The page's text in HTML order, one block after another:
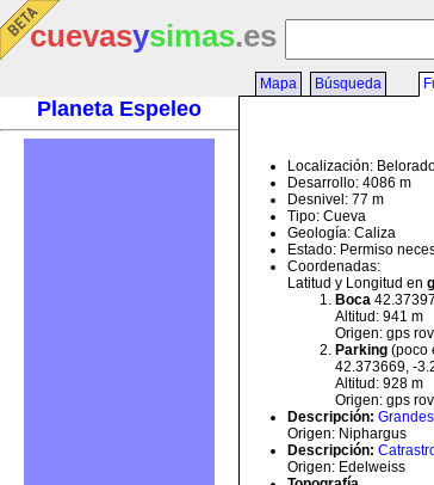
cuevasysimas.es
Planeta Espeleo
Mapa Búsqueda
Localización:
Desarrollo: 4086 m
Desnivel: 77 m
Tipo: Cueva
Geología: Caliza
Estado: Permiso
Coordenadas:
Latitud y Longitud en
Boca
Altitud: 941 m
Origen: gps
Parking (poco
42.373669, -
Altitud: 928 m
Origen: gps
Descripción:
Origen: Niphargus
Descripción:
Origen: Edelweiss